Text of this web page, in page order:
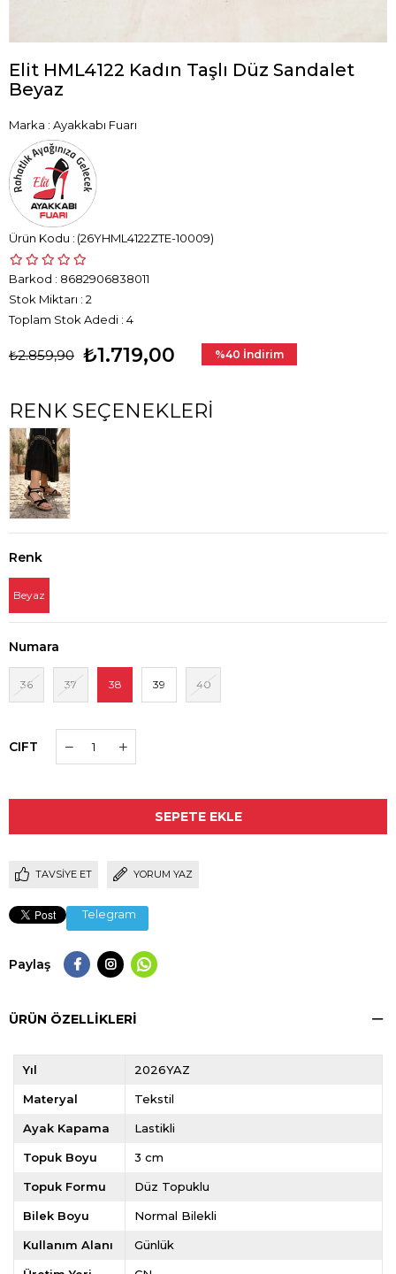
Elit HML4122 Kadın Taşlı Düz Sandalet
Beyaz
Marka : Ayakkabı Fuarı
(26YHML4122ZTE-10009)
Barkod : 8682906838011
Stok Miktarı : 2
Toplam Stok Adedi : 4
₺2.859,90 ₺1.719,00 %40 İndirim
RENK SEÇENEKLERI
Renk
Beyaz
Numara
36 37 38 39 40
CIFT
TAVSIYE ET YORUM YAZ
Telegram
Paylaş
ÜRÜN ÖZELLIKLERI
Yıl 2026YAZ
Materyal Tekstil
Ayak Kapama Lastikli
Topuk Boyu 3 cm
Topuk Formu Düz Topuklu
Bilek Boyu Normal Bilekli
Kullanım Alanı Günlük